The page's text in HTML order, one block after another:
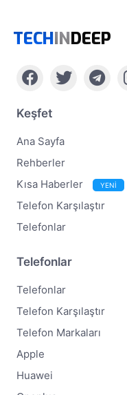
TECHINDEEP
Keşfet
Ana Sayfa
Rehberler
Kısa Haberler
YENİ
Telefon Karşılaştır
Telefonlar
Telefonlar
Telefonlar
Telefon Karşılaştır
Telefon Markaları
Apple
Huawei